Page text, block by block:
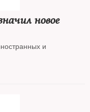
новое
и